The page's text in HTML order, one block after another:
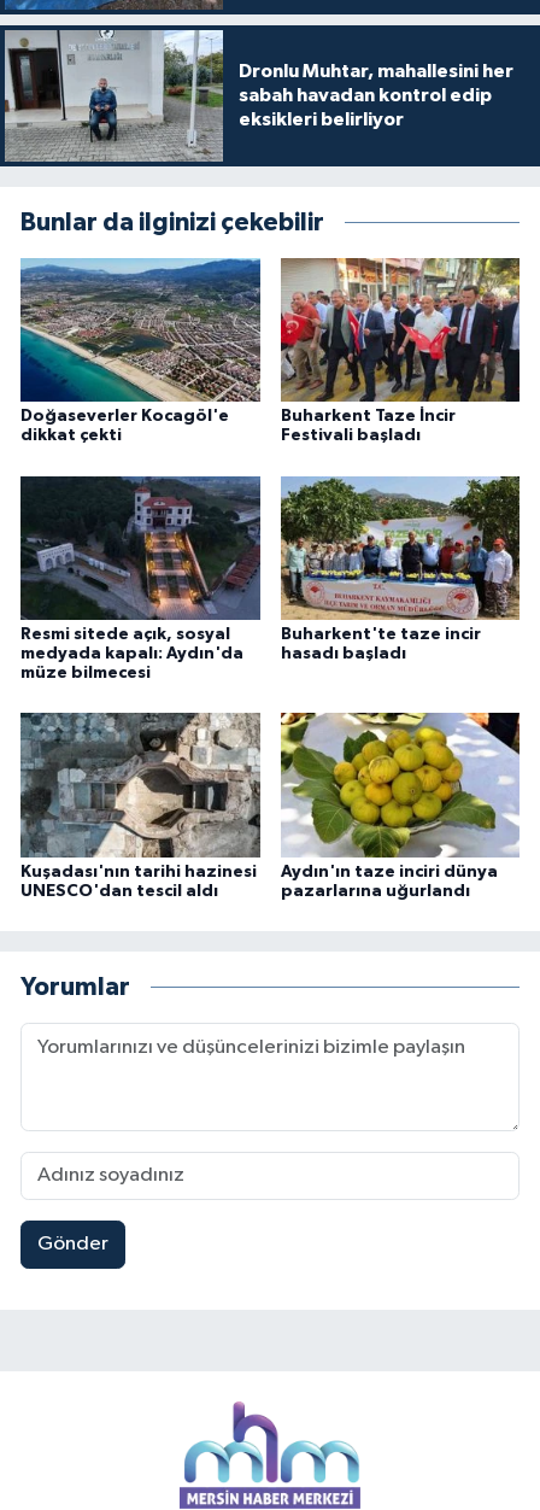
Dronlu Muhtar, mahallesini her
sabah havadan kontrol edip
eksikleri belirliyor
Bunlar da ilginizi çekebilir
Doğaseverler Kocagöl'e
dikkat çekti
Buharkent Taze İncir
Festivali başladı
Resmi sitede açık, sosyal
medyada kapalı: Aydın'da
müze bilmecesi
Buharkent'te taze incir
hasadı başladı
Kuşadası'nın tarihi hazinesi
UNESCO'dan tescil aldı
Aydın'ın taze inciri dünya
pazarlarına uğurlandı
Yorumlar
Gönder